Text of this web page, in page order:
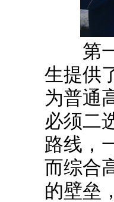
第一
生提供
为普通
必须二
路线，
而综合
的壁垒